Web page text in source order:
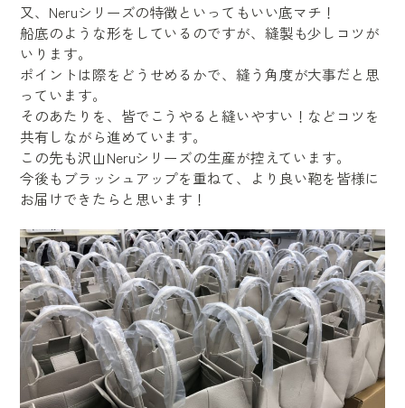
又、Neruシリーズの特徴といってもいい底マチ！
船底のような形をしているのですが、縫製も少しコツが
いります。
ポイントは際をどうせめるかで、縫う角度が大事だと思
っています。
そのあたりを、皆でこうやると縫いやすい！などコツを
共有しながら進めています。
この先も沢山Neruシリーズの生産が控えています。
今後もブラッシュアップを重ねて、より良い鞄を皆様に
お届けできたらと思います！